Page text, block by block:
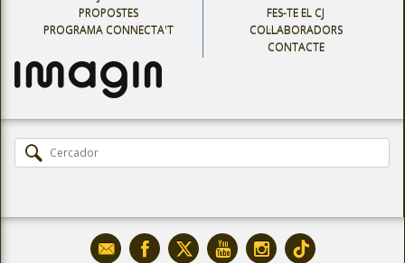
PROPOSTES
PROGRAMA CONNECTA'T
FES-TE EL CJ
COL·LABORADORS
CONTACTE